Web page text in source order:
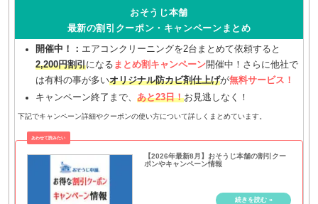
おそうじ本舗
最新の割引クーポン・キャンペーンまとめ
開催中！： エアコンクリーニングを2台まとめて依頼すると
2,200円割引になる まとめ割キャンペーン開催中！さらに他社で
は有料の事が多いオリジナル防カビ剤仕上げが無料サービス！
キャンペーン終了まで、 あと23日！お見逃しなく！
下記でキャンペーン詳細やクーポンの使い方について詳しくまとめています。
【2026年最新8月】おそうじ本舗の割引クー
ポンやキャンペーン情報